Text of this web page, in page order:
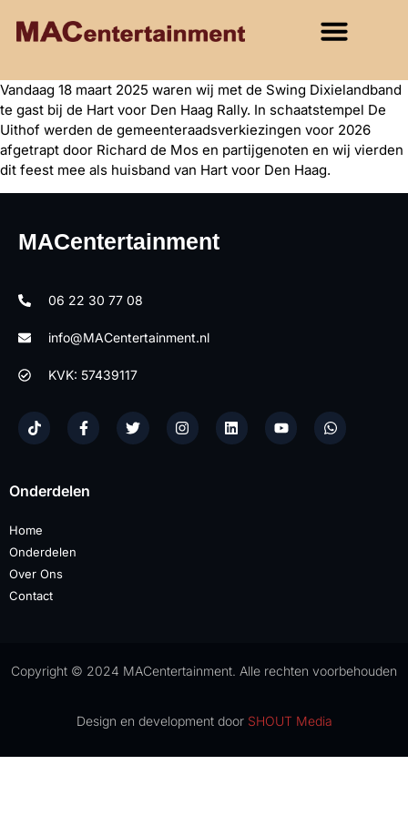
Vandaag 18 maart 2025 waren wij met de Swing Dixielandband
te gast bij de Hart voor Den Haag Rally. In schaatstempel De
Uithof werden de gemeenteraadsverkiezingen voor 2026
afgetrapt door Richard de Mos en partijgenoten en wij vierden
dit feest mee als huisband van Hart voor Den Haag.
MACentertainment
06 22 30 77 08
info@MACentertainment.nl
KVK: 57439117
Onderdelen
Home
Onderdelen
Over Ons
Contact
Copyright © 2024 MACentertainment. Alle rechten voorbehouden
Design en development door SHOUT Media